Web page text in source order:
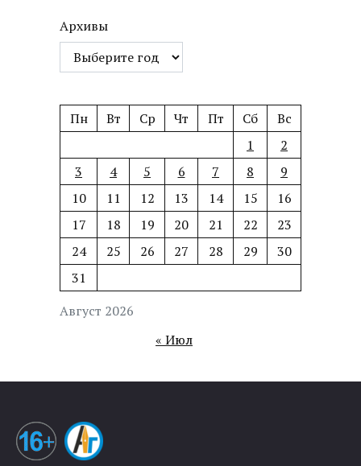
Архивы
Август 2026
Пн Вт Ср Чт Пт Сб
Вс
1
2
3
4 5 6 7 8
9
10
11 12 13 14 15
16
17
18 19 20 21 22
23
24
25 26 27 28 29
30
31
« Июл